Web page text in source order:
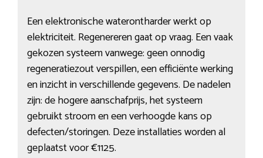
Een elektronische waterontharder werkt op
elektriciteit. Regenereren gaat op vraag. Een vaak
gekozen systeem vanwege: geen onnodig
regeneratiezout verspillen, een efficiënte werking
en inzicht in verschillende gegevens. De nadelen
zijn: de hogere aanschafprijs, het systeem
gebruikt stroom en een verhoogde kans op
defecten/storingen. Deze installaties worden al
geplaatst voor €1125.